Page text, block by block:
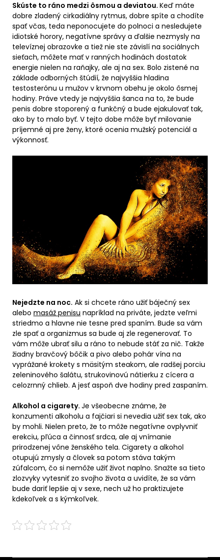
Skúste to ráno medzi ôsmou a deviatou. Keď máte
dobre zladený cirkadiálny rytmus, dobre spíte a chodíte
spať včas, teda neponocujete do polnoci a nesledujete
idiotské horory, negatívne správy a ďalšie nezmysly na
televíznej obrazovke a tiež nie ste závislí na sociálnych
sieťach, môžete mať v ranných hodinách dostatok
energie nielen na raňajky, ale aj na sex. Bolo zistené na
základe odborných štúdií, že najvyššia hladina
testosterónu u mužov v krvnom obehu je okolo ôsmej
hodiny. Práve vtedy je najvyššia šanca na to, že bude
penis dobre stoporený a funkčný a bude ejakulovať tak,
ako by to malo byť. V tejto dobe môže byť milovanie
príjemné aj pre ženy, ktoré ocenia mužský potenciál a
výkonnosť.
Nejedzte na noc. Ak si chcete ráno užiť báječný sex
alebo masáž penisu napríklad na priváte, jedzte veľmi
striedmo a hlavne nie tesne pred spaním. Bude sa vám
zle spať a organizmus sa bude aj zle regenerovať. To
vám môže ubrať silu a ráno to nebude stáť za nič. Takže
žiadny bravčový bôčik a pivo alebo pohár vína na
vyprážané krokety s mäsitým steakom, ale radšej porciu
zeleninového šalátu, strukovinovú nátierku z cícera a
celozrnný chlieb. A jesť aspoň dve hodiny pred zaspaním.
Alkohol a cigarety. Je všeobecne známe, že
konzumenti alkoholu a fajčiari si nevedia užiť sex tak, ako
by mohli. Nielen preto, že to môže negatívne ovplyvniť
erekciu, pľúca a činnosť srdca, ale aj vnímanie
prirodzenej vône ženského tela. Cigarety a alkohol
otupujú zmysly a človek sa potom stáva takým
zúfalcom, čo si nemôže užiť život naplno. Snažte sa tieto
zlozvyky vytesniť zo svojho života a uvidíte, že sa vám
bude dariť lepšie aj v sexe, nech už ho praktizujete
kdekoľvek a s kýmkoľvek.